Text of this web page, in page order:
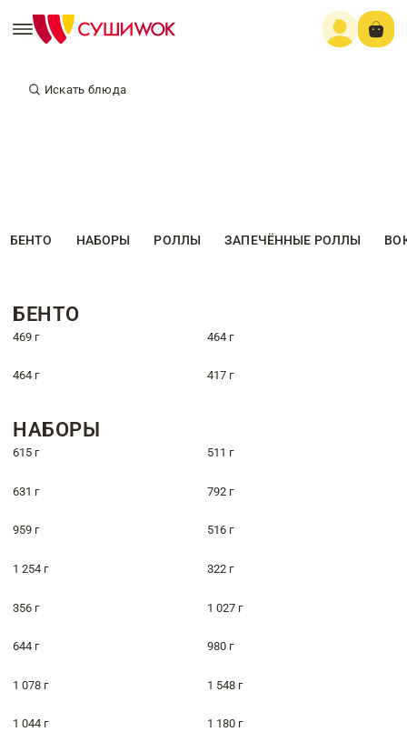
Искать блюда
БЕНТО НАБОРЫ РОЛЛЫ ЗАПЕЧЁННЫЕ РОЛЛЫ
БЕНТО
469 г 464 г
464 г 417 г
НАБОРЫ
615 г 511 г
631 г 792 г
959 г 516 г
1 254 г 322 г
356 г 1 027 г
644 г 980 г
1 078 г 1 548 г
1 044 г 1 180 г